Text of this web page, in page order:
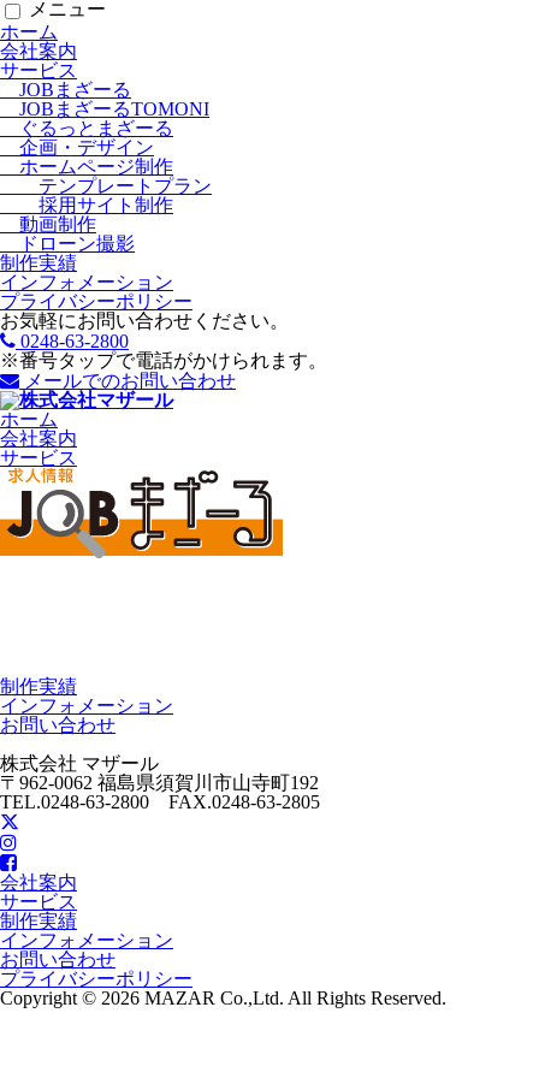
メニュー
ホーム
会社案内
サービス
JOBまざーる
JOBまざーるTOMONI
ぐるっとまざーる
企画・デザイン
ホームページ制作
テンプレートプラン
採用サイト制作
動画制作
ドローン撮影
制作実績
インフォメーション
プライバシーポリシー
お気軽にお問い合わせください。
0248-63-2800
※番号タップで電話がかけられます。
メールでのお問い合わせ
ホーム
会社案内
サービス
制作実績
インフォメーション
お問い合わせ
株式会社 マザール
〒962-0062 福島県須賀川市山寺町192
TEL.0248-63-2800 FAX.0248-63-2805
会社案内
サービス
制作実績
インフォメーション
お問い合わせ
プライバシーポリシー
Copyright © 2026 MAZAR Co.,Ltd. All Rights Reserved.